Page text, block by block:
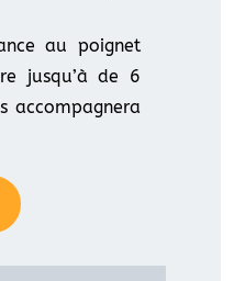
au poignet
jusqu’à de 6
accompagnera